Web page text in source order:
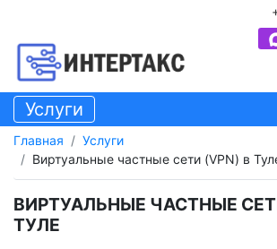
Услуги
Главная
Услуги
Виртуальные частные сети (VPN) в
ВИРТУАЛЬНЫЕ ЧАСТНЫЕ
ТУЛЕ